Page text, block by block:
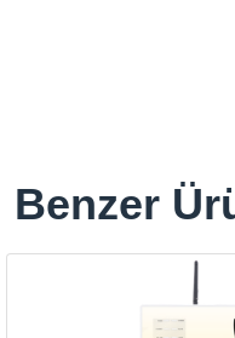
Benzer